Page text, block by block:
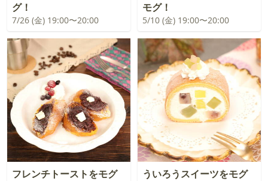
グ！
7/26 (金) 19:00〜20:00
モグ！
5/10 (金) 19:00〜20:00
フレンチトーストをモグ
ういろうスイーツをモグ